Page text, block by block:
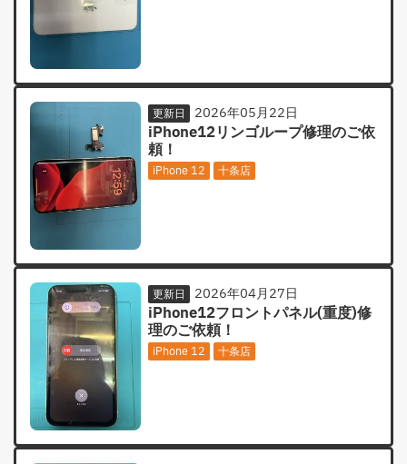
更新日 2026年05月22日
iPhone12リンゴループ修理のご依
頼！
iPhone 12 十条店
更新日 2026年04月27日
iPhone12フロントパネル(重度)修
理のご依頼！
iPhone 12 十条店